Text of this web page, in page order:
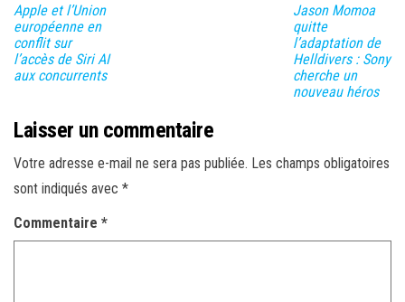
Apple et l’Union
européenne en
conflit sur
l’accès de Siri AI
aux concurrents
Jason Momoa
quitte
l’adaptation de
Helldivers : Sony
cherche un
nouveau héros
Laisser un commentaire
Votre adresse e-mail ne sera pas publiée. Les champs obligatoires
sont indiqués avec *
Commentaire *